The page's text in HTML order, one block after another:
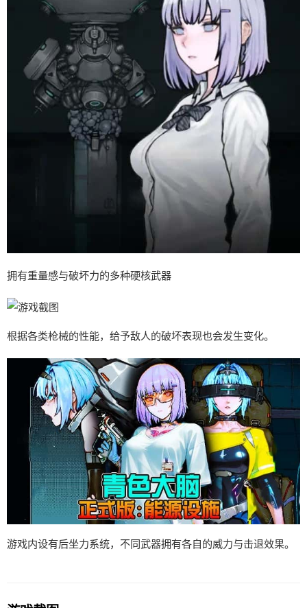
拥有重量感与破坏力的多种硬核武器
根据各类枪械的性能，给予敌人的破坏表现也会发生变化。
游戏内设有后坐力系统，不同武器拥有各自的威力与击退效果。